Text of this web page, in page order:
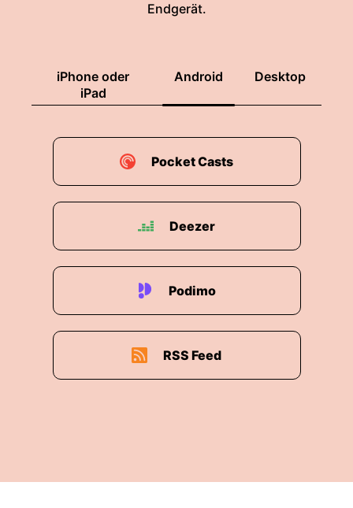
Endgerät.
iPhone oder
iPad
Android Desktop
Pocket Casts
Deezer
Podimo
RSS Feed